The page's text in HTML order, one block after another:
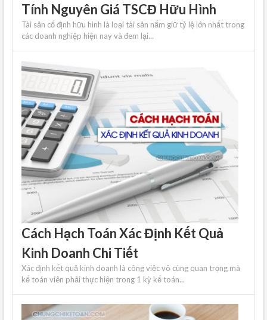
Tính Nguyên Giá TSCĐ Hữu Hình
Tài sản cố định hữu hình là loại tài sản nắm giữ tỷ lệ lớn nhất trong
các doanh nghiệp hiện nay và đem lại...
Cách Hạch Toán Xác Định Kết Quả
Kinh Doanh Chi Tiết
Xác định kết quả kinh doanh là công việc vô cùng quan trọng mà
kế toán viên phải thực hiện trong 1 kỳ kế toán...